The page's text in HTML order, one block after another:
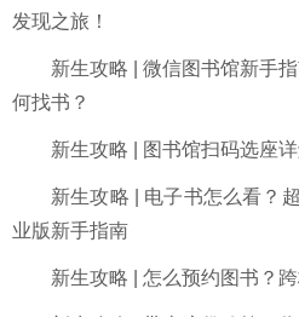
发现之旅！
新生攻略 | 微信图书馆新手
何找书？
新生攻略 | 图书馆扫码选座详
新生攻略 | 电子书怎么看？
业版新手指南
新生攻略 | 怎么预约图书？